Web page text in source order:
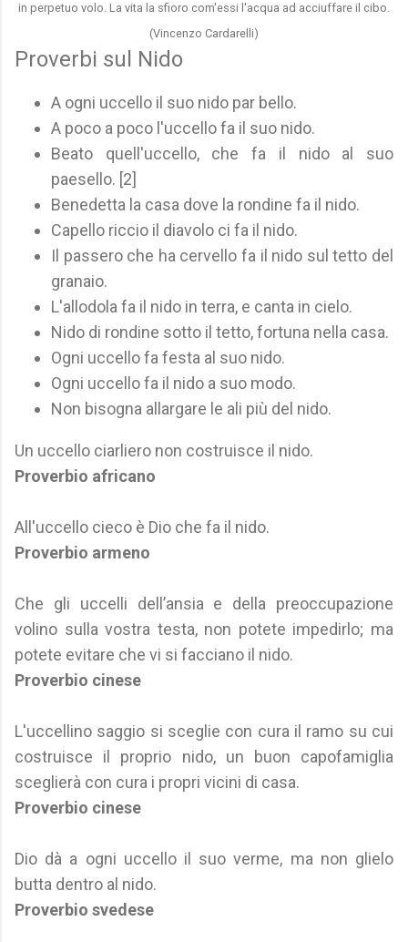
in perpetuo volo. La vita la sfioro com'essi l'acqua ad acciuffare il cibo.
(Vincenzo Cardarelli)
Proverbi sul Nido
A ogni uccello il suo nido par bello.
A poco a poco l'uccello fa il suo nido.
Beato quell'uccello, che fa il nido al suo
paesello. [2]
Benedetta la casa dove la rondine fa il nido.
Capello riccio il diavolo ci fa il nido.
Il passero che ha cervello fa il nido sul tetto del
granaio.
L'allodola fa il nido in terra, e canta in cielo.
Nido di rondine sotto il tetto, fortuna nella casa.
Ogni uccello fa festa al suo nido.
Ogni uccello fa il nido a suo modo.
Non bisogna allargare le ali più del nido.
Un uccello ciarliero non costruisce il nido.
Proverbio africano
All'uccello cieco è Dio che fa il nido.
Proverbio armeno
Che gli uccelli dell’ansia e della preoccupazione
volino sulla vostra testa, non potete impedirlo; ma
potete evitare che vi si facciano il nido.
Proverbio cinese
L'uccellino saggio si sceglie con cura il ramo su cui
costruisce il proprio nido, un buon capofamiglia
sceglierà con cura i propri vicini di casa.
Proverbio cinese
Dio dà a ogni uccello il suo verme, ma non glielo
butta dentro al nido.
Proverbio svedese